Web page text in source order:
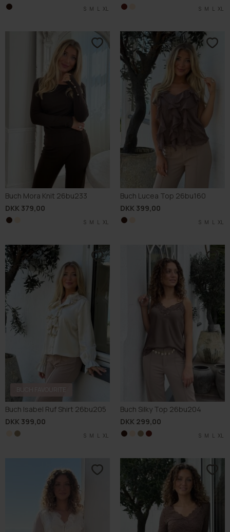
S M L XL S M L XL
S M L XL
Buch Mora Knit 26bu233
DKK 379,00
S M L XL
S M L XL
Buch Lucea Top 26bu160
DKK 399,00
S M L XL
S M L XL
Buch Isabel Ruf Shirt 26bu205
DKK 399,00
S M L XL
S M L XL
Buch Silky Top 26bu204
DKK 299,00
S M L XL
S M L XL
S M L XL
S M L XL